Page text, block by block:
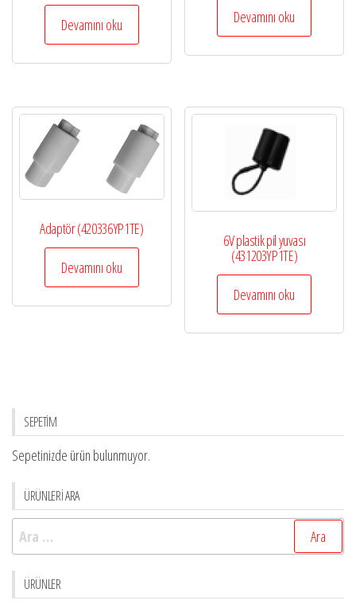
Devamını oku Devamını oku
Adaptör (420336YP1TE)
Devamını oku
6V plastik pil yuvası
(431203YP1TE)
Devamını oku
SEPETİM
Sepetinizde ürün bulunmuyor.
ÜRÜNLERİ ARA
Arama:
ÜRÜNLER